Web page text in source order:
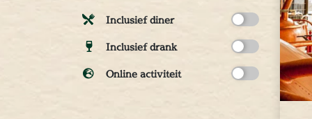
Inclusief diner
Inclusief drank
Online activiteit